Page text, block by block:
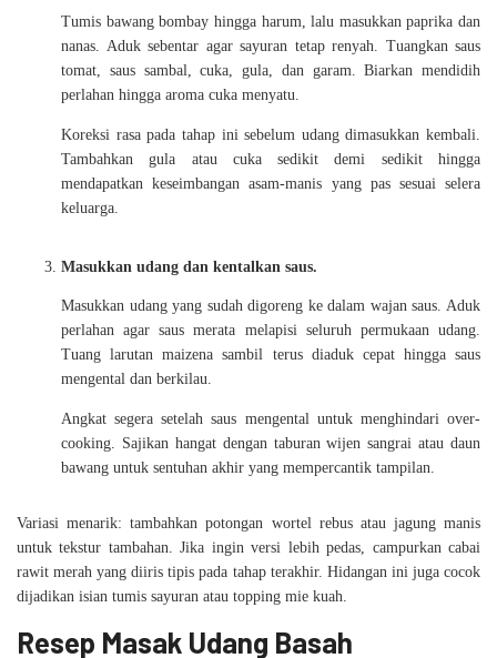
Tumis bawang bombay hingga harum, lalu masukkan paprika dan
nanas. Aduk sebentar agar sayuran tetap renyah. Tuangkan saus
tomat, saus sambal, cuka, gula, dan garam. Biarkan mendidih
perlahan hingga aroma cuka menyatu.
Koreksi rasa pada tahap ini sebelum udang dimasukkan kembali.
Tambahkan gula atau cuka sedikit demi sedikit hingga
mendapatkan keseimbangan asam-manis yang pas sesuai selera
keluarga.
Masukkan udang dan kentalkan saus.
Masukkan udang yang sudah digoreng ke dalam wajan saus. Aduk
perlahan agar saus merata melapisi seluruh permukaan udang.
Tuang larutan maizena sambil terus diaduk cepat hingga saus
mengental dan berkilau.
Angkat segera setelah saus mengental untuk menghindari over-
cooking. Sajikan hangat dengan taburan wijen sangrai atau daun
bawang untuk sentuhan akhir yang mempercantik tampilan.
Variasi menarik: tambahkan potongan wortel rebus atau jagung manis
untuk tekstur tambahan. Jika ingin versi lebih pedas, campurkan cabai
rawit merah yang diiris tipis pada tahap terakhir. Hidangan ini juga cocok
dijadikan isian tumis sayuran atau topping mie kuah.
Resep Masak Udang Basah